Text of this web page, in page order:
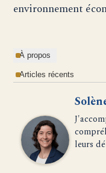
environnement
À propos
Articles récents
leurs